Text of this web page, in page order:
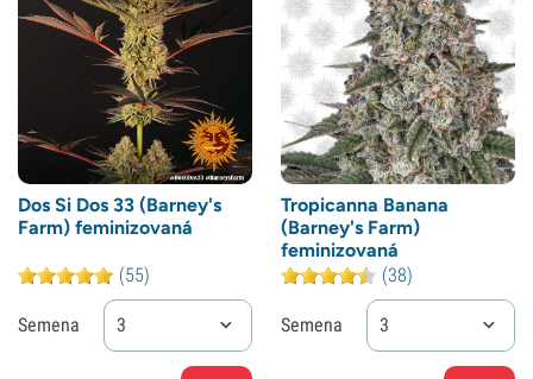
Dos Si Dos 33 (Barney's
Farm) feminizovaná
(55)
Semena 3
Tropicanna Banana
(Barney's Farm)
feminizovaná
(38)
Semena 3